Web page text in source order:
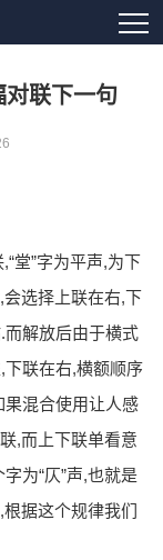
对联下一句
堂”字为平声,为下
会选择上联在右,下
解放后由于横式
联在右,横额顺序
混合使用让人感
,而上下联单看意
为“仄”声,也就是
据这个规律我们